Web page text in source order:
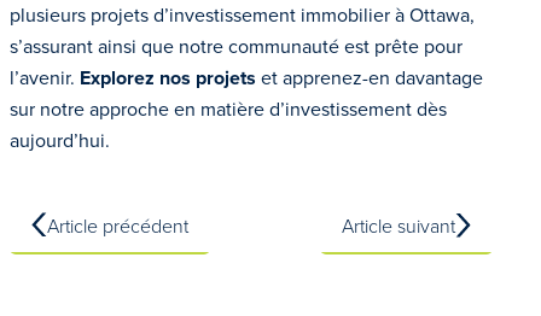
plusieurs projets d’investissement immobilier à Ottawa,
s’assurant ainsi que notre communauté est prête pour
l’avenir. Explorez nos projets et apprenez-en davantage
sur notre approche en matière d’investissement dès
aujourd’hui.
Article précédent Article suivant